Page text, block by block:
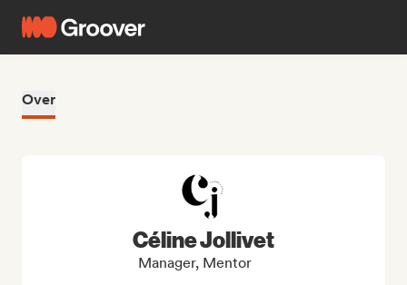
Over
Céline Jollivet
Manager, Mentor